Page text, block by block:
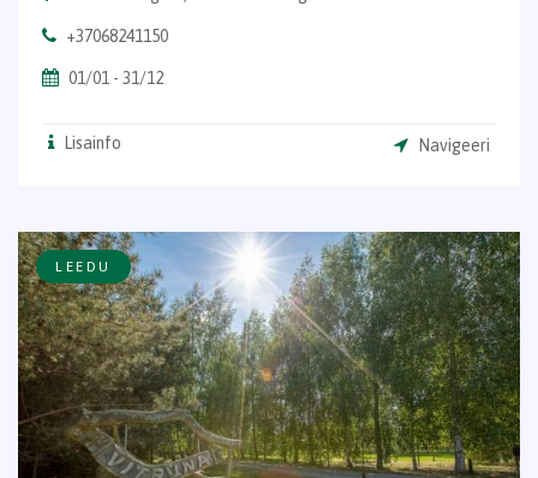
+37068241150
01/01 - 31/12
Lisainfo Navigeeri
LEEDU